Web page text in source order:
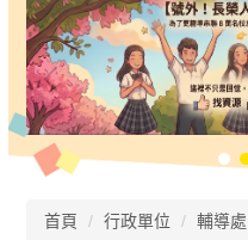
首頁 行政單位 輔導處